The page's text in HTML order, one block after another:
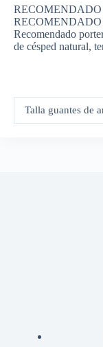
RECOMENDADO
Recomendado
de césped natural,
Talla guantes de